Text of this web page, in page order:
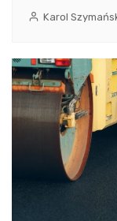
Karol